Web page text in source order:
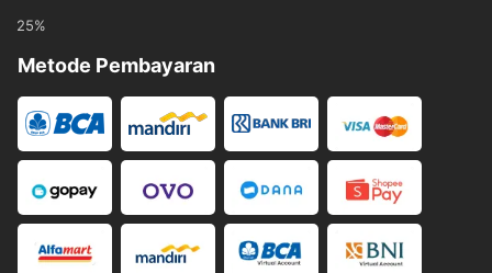
25%
Metode Pembayaran